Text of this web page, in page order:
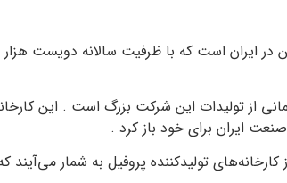
از تولیدات این شرکت بزرگ است . این
تولیدکننده پروفیل به شمار می‌آیند